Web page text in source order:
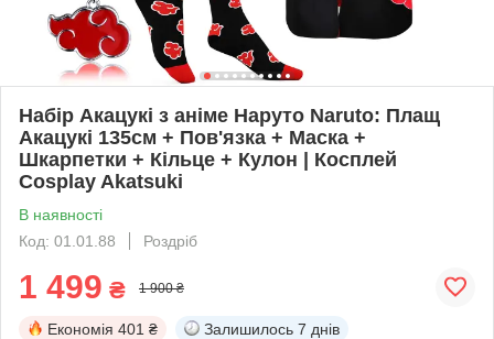
Набір Акацукі з аніме Наруто Naruto: Плащ
Акацукі 135см + Пов'язка + Маска +
Шкарпетки + Кільце + Кулон | Косплей
Cosplay Akatsuki
В наявності
Код: 01.01.88
Роздріб
1 499 ₴ 1 900 ₴
Економія 401 ₴ Залишилось 7 днів